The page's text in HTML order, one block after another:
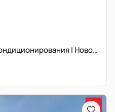
Самая низкая цена | Без кондиционирования | Новостройка